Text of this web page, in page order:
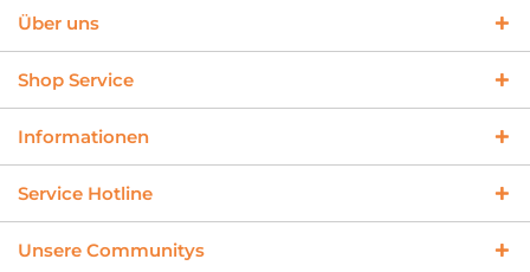
Über uns
Shop Service
Informationen
Service Hotline
Unsere Communitys